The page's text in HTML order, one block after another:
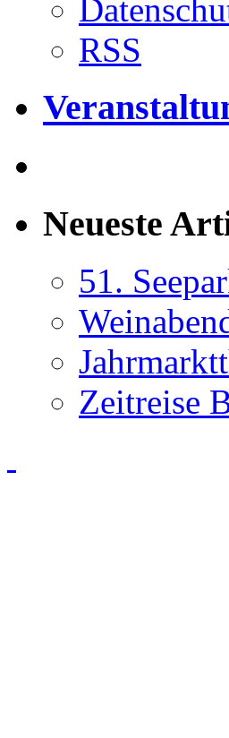
RSS
Neueste
51.
Zeitreise